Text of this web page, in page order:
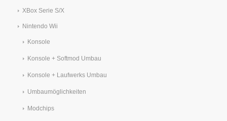
XBox Serie S/X
Nintendo Wii
Konsole
Konsole + Softmod Umbau
Konsole + Laufwerks Umbau
Umbaumöglichkeiten
Modchips